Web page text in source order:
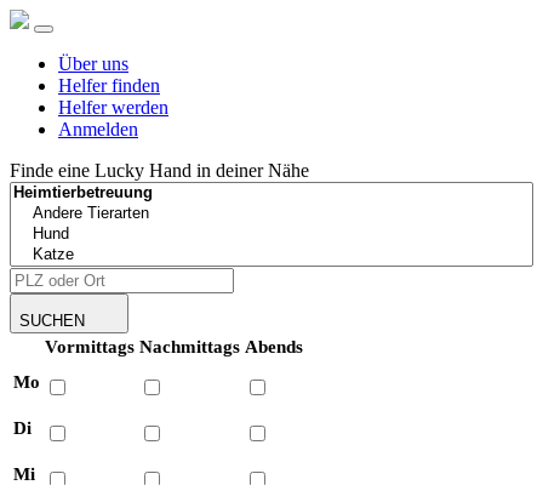
Über uns
Helfer finden
Helfer werden
Anmelden
Finde eine Lucky Hand in deiner Nähe
SUCHEN
Vormittags Nachmittags Abends
Mo
Di
Mi